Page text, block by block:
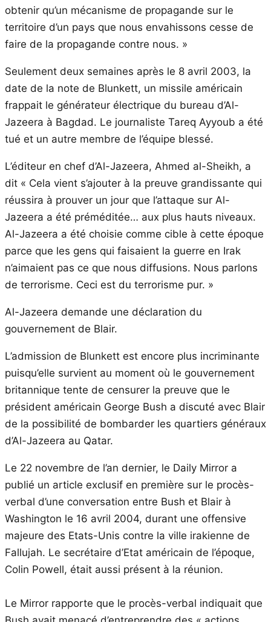
obtenir qu’un mécanisme de propagande sur le
territoire d’un pays que nous envahissons cesse de
faire de la propagande contre nous. »
Seulement deux semaines après le 8 avril 2003, la
date de la note de Blunkett, un missile américain
frappait le générateur électrique du bureau d’Al-
Jazeera à Bagdad. Le journaliste Tareq Ayyoub a été
tué et un autre membre de l’équipe blessé.
L’éditeur en chef d’Al-Jazeera, Ahmed al-Sheikh, a
dit « Cela vient s’ajouter à la preuve grandissante qui
réussira à prouver un jour que l’attaque sur Al-
Jazeera a été préméditée… aux plus hauts niveaux.
Al-Jazeera a été choisie comme cible à cette époque
parce que les gens qui faisaient la guerre en Irak
n’aimaient pas ce que nous diffusions. Nous parlons
de terrorisme. Ceci est du terrorisme pur. »
Al-Jazeera demande une déclaration du
gouvernement de Blair.
L’admission de Blunkett est encore plus incriminante
puisqu’elle survient au moment où le gouvernement
britannique tente de censurer la preuve que le
président américain George Bush a discuté avec Blair
de la possibilité de bombarder les quartiers généraux
d’Al-Jazeera au Qatar.
Le 22 novembre de l’an dernier, le Daily Mirror a
publié un article exclusif en première sur le procès-
verbal d’une conversation entre Bush et Blair à
Washington le 16 avril 2004, durant une offensive
majeure des Etats-Unis contre la ville irakienne de
Fallujah. Le secrétaire d’Etat américain de l’époque,
Colin Powell, était aussi présent à la réunion.
Le Mirror rapporte que le procès-verbal indiquait que